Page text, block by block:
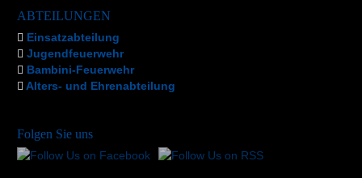
ABTEILUNGEN
Einsatzabteilung
Jugendfeuerwehr
Bambini-Feuerwehr
Alters- und Ehrenabteilung
Folgen Sie uns